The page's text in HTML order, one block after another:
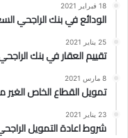
18 فبراير 2021
الودائع في بنك الراجحي
25 يناير 2021
تقييم العقار في بنك
8 مارس 2021
تمويل القطاع الخاص الغير
23 يناير 2021
شروط اعادة التمويل